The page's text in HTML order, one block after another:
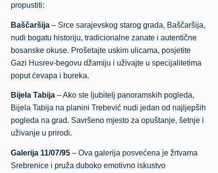
propustiti:
Baščaršija – Srce sarajevskog starog grada, Baščaršija,
nudi bogatu historiju, tradicionalne zanate i autentične
bosanske okuse. Prošetajte uskim ulicama, posjetite
Gazi Husrev-begovu džamiju i uživajte u specijalitetima
poput ćevapa i bureka.
Bijela Tabija – Ako ste ljubitelj panoramskih pogleda,
Bijela Tabija na planini Trebević nudi jedan od najljepših
pogleda na grad. Savršeno mjesto za opuštanje, šetnje i
uživanje u prirodi.
Galerija 11/07/95 – Ova galerija posvećena je žrtvama
Srebrenice i pruža duboko emotivno iskustvo